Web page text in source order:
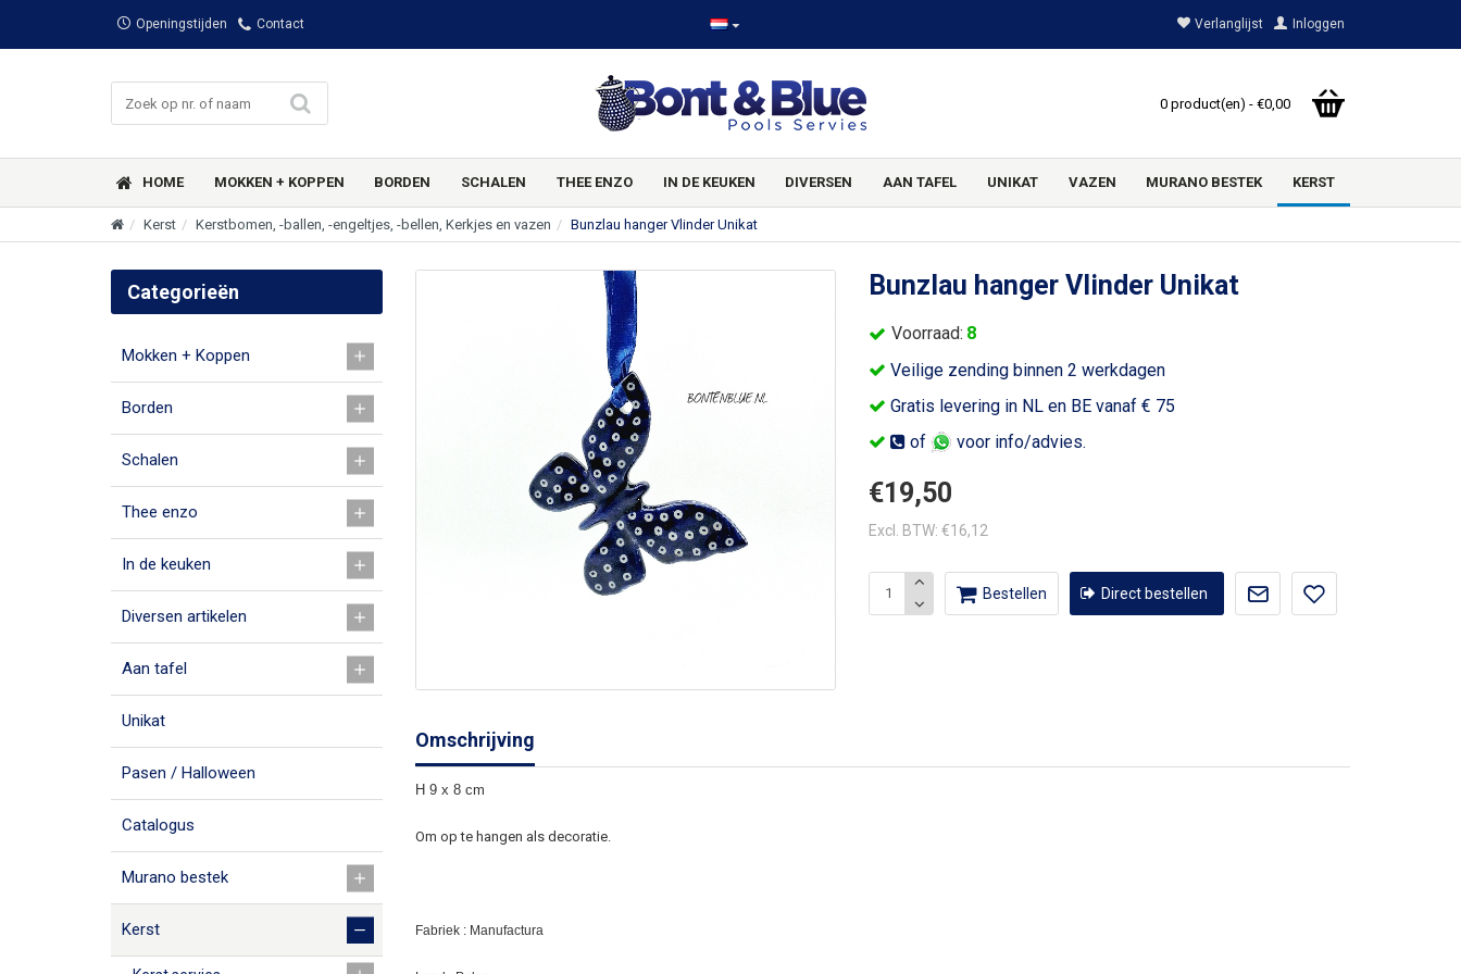
Openingstijden Contact Verlanglijst Inloggen
0 product(en) - €0,00
HOME MOKKEN + KOPPEN BORDEN SCHALEN THEE ENZO IN DE KEUKEN DIVERSEN AAN TAFEL UNIKAT VAZEN MURANO BESTEK KERST
Kerst Kerstbomen, -ballen, -engeltjes, -bellen, Kerkjes en vazen Bunzlau hanger Vlinder Unikat
Categorieën
Mokken + Koppen
Borden
Schalen
Thee enzo
In de keuken
Diversen artikelen
Aan tafel
Unikat
Pasen / Halloween
Catalogus
Murano bestek
Kerst
Bunzlau hanger Vlinder Unikat
Veilige zending binnen 2 werkdagen
Gratis levering in NL en BE vanaf € 75
of
voor info/advies.
Voorraad: 8
€19,50
Excl. BTW: €16,12
Bestellen Direct bestellen
Omschrijving
H 9 x 8 cm
Om op te hangen als decoratie.
Fabriek : Manufactura